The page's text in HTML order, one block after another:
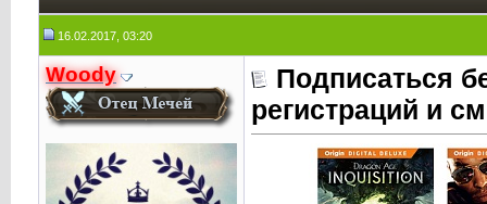
16.02.2017, 03:20
Woody
Подписаться
регистраций и